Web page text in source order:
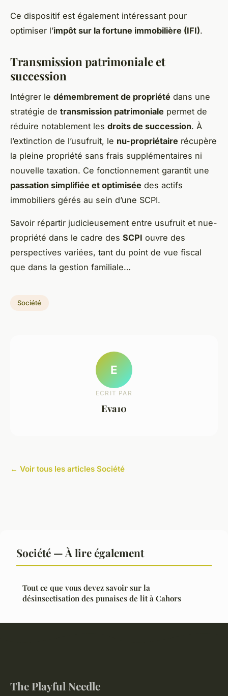
Ce dispositif est également intéressant pour
optimiser l’impôt sur la fortune immobilière (IFI).
Transmission patrimoniale et
succession
Intégrer le démembrement de propriété dans une
stratégie de transmission patrimoniale permet de
réduire notablement les droits de succession. À
l’extinction de l’usufruit, le nu-propriétaire récupère
la pleine propriété sans frais supplémentaires ni
nouvelle taxation. Ce fonctionnement garantit une
passation simplifiée et optimisée des actifs
immobiliers gérés au sein d’une SCPI.
Savoir répartir judicieusement entre usufruit et nue-
propriété dans le cadre des SCPI ouvre des
perspectives variées, tant du point de vue fiscal
que dans la gestion familiale…
Société
E
ECRIT PAR
Eva10
← Voir tous les articles Société
Société — À lire également
Tout ce que vous devez savoir sur la
désinsectisation des punaises de lit à Cahors
The Playful Needle